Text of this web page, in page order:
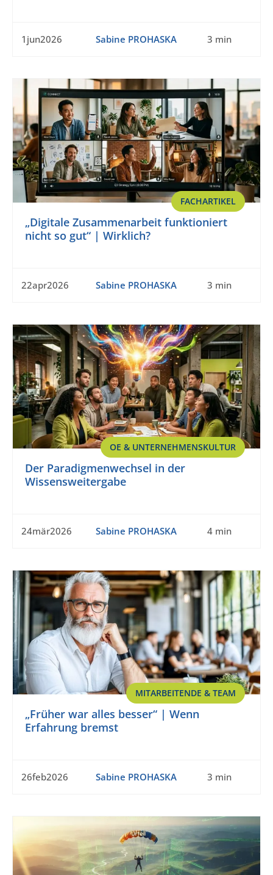
1jun2026 Sabine PROHASKA 3 min
FACHARTIKEL
„Digitale Zusammenarbeit funktioniert
nicht so gut“ | Wirklich?
22apr2026 Sabine PROHASKA 3 min
OE & UNTERNEHMENSKULTUR
Der Paradigmenwechsel in der
Wissensweitergabe
24mär2026 Sabine PROHASKA 4 min
MITARBEITENDE & TEAM
„Früher war alles besser“ | Wenn
Erfahrung bremst
26feb2026 Sabine PROHASKA 3 min